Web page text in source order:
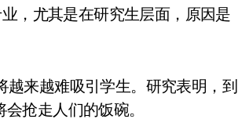
，尤其是在研究生层面，原因是
来越难吸引学生。研究表明，到
抢走人们的饭碗。